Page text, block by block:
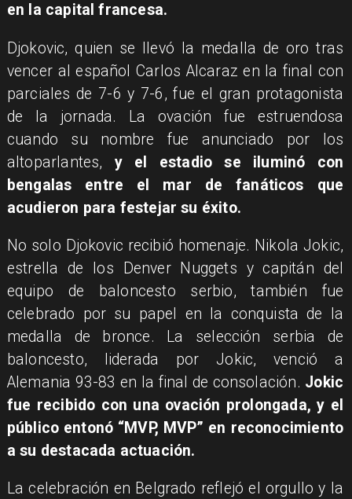
en la capital francesa.
Djokovic, quien se llevó la medalla de oro tras
vencer al español Carlos Alcaraz en la final con
parciales de 7-6 y 7-6, fue el gran protagonista
de la jornada. La ovación fue estruendosa
cuando su nombre fue anunciado por los
altoparlantes, y el estadio se iluminó con
bengalas entre el mar de fanáticos que
acudieron para festejar su éxito.
No solo Djokovic recibió homenaje. Nikola Jokic,
estrella de los Denver Nuggets y capitán del
equipo de baloncesto serbio, también fue
celebrado por su papel en la conquista de la
medalla de bronce. La selección serbia de
baloncesto, liderada por Jokic, venció a
Alemania 93-83 en la final de consolación. Jokic
fue recibido con una ovación prolongada, y el
público entonó “MVP, MVP” en reconocimiento
a su destacada actuación.
La celebración en Belgrado reflejó el orgullo y la